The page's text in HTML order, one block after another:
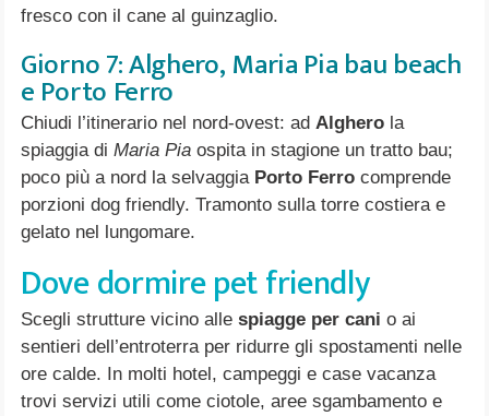
fresco con il cane al guinzaglio.
Giorno 7: Alghero, Maria Pia bau beach
e Porto Ferro
Chiudi l’itinerario nel nord-ovest: ad Alghero la
spiaggia di Maria Pia ospita in stagione un tratto bau;
poco più a nord la selvaggia Porto Ferro comprende
porzioni dog friendly. Tramonto sulla torre costiera e
gelato nel lungomare.
Dove dormire pet friendly
Scegli strutture vicino alle spiagge per cani o ai
sentieri dell’entroterra per ridurre gli spostamenti nelle
ore calde. In molti hotel, campeggi e case vacanza
trovi servizi utili come ciotole, aree sgambamento e